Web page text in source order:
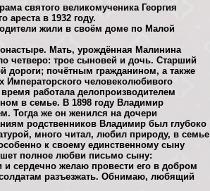
святого великомученика Георгия
в 1932 году.
жили в своём доме по Малой
Мать, урождённая Малинина
четверо: трое сыновей и дочь. Старший
дороги; почётным гражданином, а также
Императорского человеколюбивого
работала делопроизводителем
в семье. В 1898 году Владимир
Тогда же он женился на дочери
родственников Владимир был глубоко
много читал, любил природу, в семье
к своему единственному сыну
полное любви письмо сыну:
сердечно желаю провести его в добром
разъезжать. Обнимаю, любящий